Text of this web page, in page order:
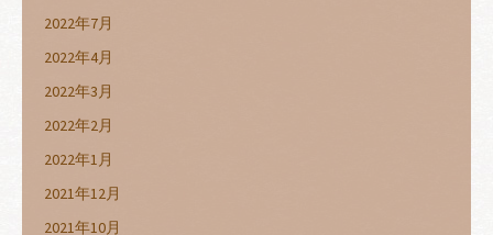
2022年7月
2022年4月
2022年3月
2022年2月
2022年1月
2021年12月
2021年10月